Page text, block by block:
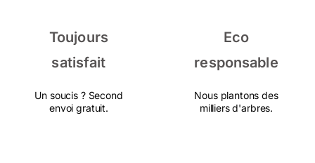
Toujours
satisfait
Un soucis ? Second
envoi gratuit.
Eco
responsable
Nous plantons des
milliers d'arbres.